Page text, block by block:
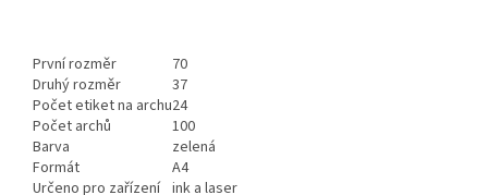
První rozměr
70
Druhý rozměr
37
Počet etiket na archu24
Počet archů
100
Barva
zelená
Formát
A4
Určeno pro zařízení ink a laser